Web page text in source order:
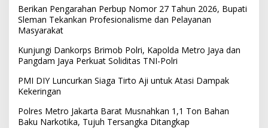
Berikan Pengarahan Perbup Nomor 27 Tahun 2026, Bupati
Sleman Tekankan Profesionalisme dan Pelayanan
Masyarakat
Kunjungi Dankorps Brimob Polri, Kapolda Metro Jaya dan
Pangdam Jaya Perkuat Soliditas TNI-Polri
PMI DIY Luncurkan Siaga Tirto Aji untuk Atasi Dampak
Kekeringan
Polres Metro Jakarta Barat Musnahkan 1,1 Ton Bahan
Baku Narkotika, Tujuh Tersangka Ditangkap